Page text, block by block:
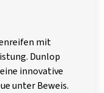
mit
Dunlop
innovative
unter Beweis.